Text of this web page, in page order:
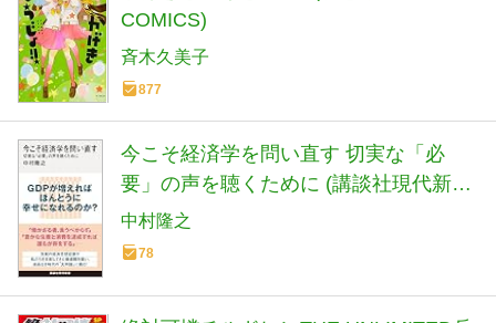
COMICS)
斉木久美子
877
今こそ経済学を問い直す 切実な「必
要」の声を聴くために (講談社現代新書
2801)
中村隆之
78